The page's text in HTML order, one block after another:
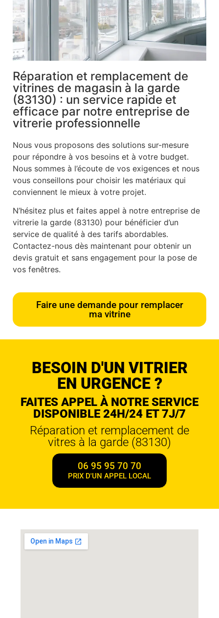
Réparation et remplacement de
vitrines de magasin à la garde
(83130) : un service rapide et
efficace par notre entreprise de
vitrerie professionnelle
Nous vous proposons des solutions sur-mesure
pour répondre à vos besoins et à votre budget.
Nous sommes à l’écoute de vos exigences et nous
vous conseillons pour choisir les matériaux qui
conviennent le mieux à votre projet.
N’hésitez plus et faites appel à notre entreprise de
vitrerie la garde (83130) pour bénéficier d’un
service de qualité à des tarifs abordables.
Contactez-nous dès maintenant pour obtenir un
devis gratuit et sans engagement pour la pose de
vos fenêtres.
Faire une demande pour remplacer
ma vitrine
BESOIN D'UN VITRIER
EN URGENCE ?
FAITES APPEL À NOTRE SERVICE
DISPONIBLE 24H/24 ET 7J/7
Réparation et remplacement de
vitres à la garde (83130)
06 95 95 70 70
PRIX D'UN APPEL LOCAL